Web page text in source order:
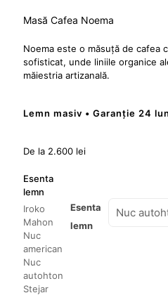
Masă Cafea Noema
Noema este o măsuță de cafea
sofisticat, unde liniile organice
măiestria artizanală.
Lemn masiv • Garanție 24
De la 2.600 lei
Esenta
lemn
Iroko
Mahon
Nuc
american
Nuc
autohton
Stejar
Esenta
lemn